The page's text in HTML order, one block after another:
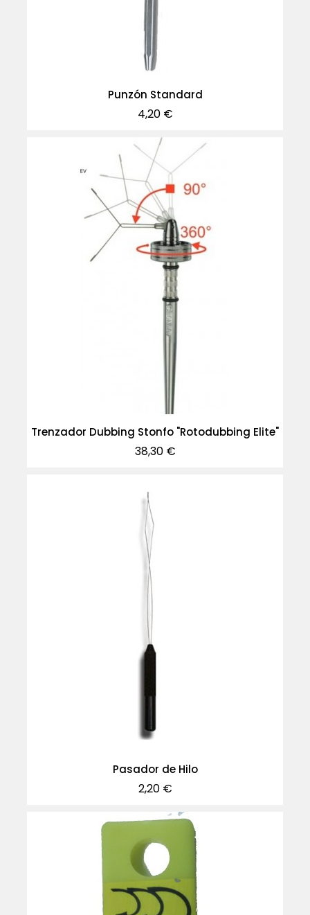
Punzón Standard
Precio
4,20 €
Trenzador Dubbing Stonfo "Rotodubbing Elite"
Precio
38,30 €
Pasador de Hilo
Precio
2,20 €